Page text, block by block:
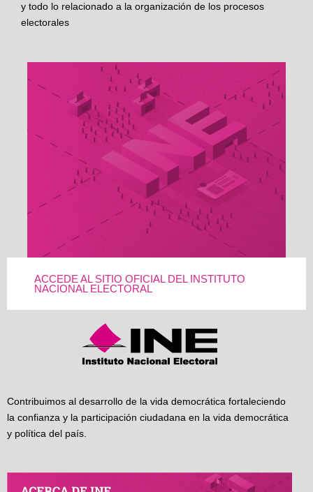
y todo lo relacionado a la organización de los procesos
electorales
ACCEDE AL SITIO OFICIAL DEL INSTITUTO
NACIONAL ELECTORAL
Contribuimos al desarrollo de la vida democrática fortaleciendo
la confianza y la participación ciudadana en la vida democrática
y política del país.